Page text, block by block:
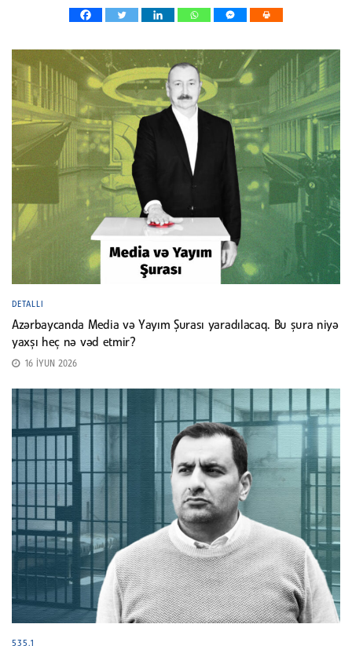
DETALLI
Azərbaycanda Media və Yayım Şurası yaradılacaq. Bu şura niyə
yaxşı heç nə vəd etmir?
16 İYUN 2026
535.1